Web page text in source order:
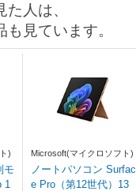
人は、
も見ています。
)
モ
1
Microsoft(マイクロソフト)
ノートパソコン Surfac
e Pro（第12世代）13